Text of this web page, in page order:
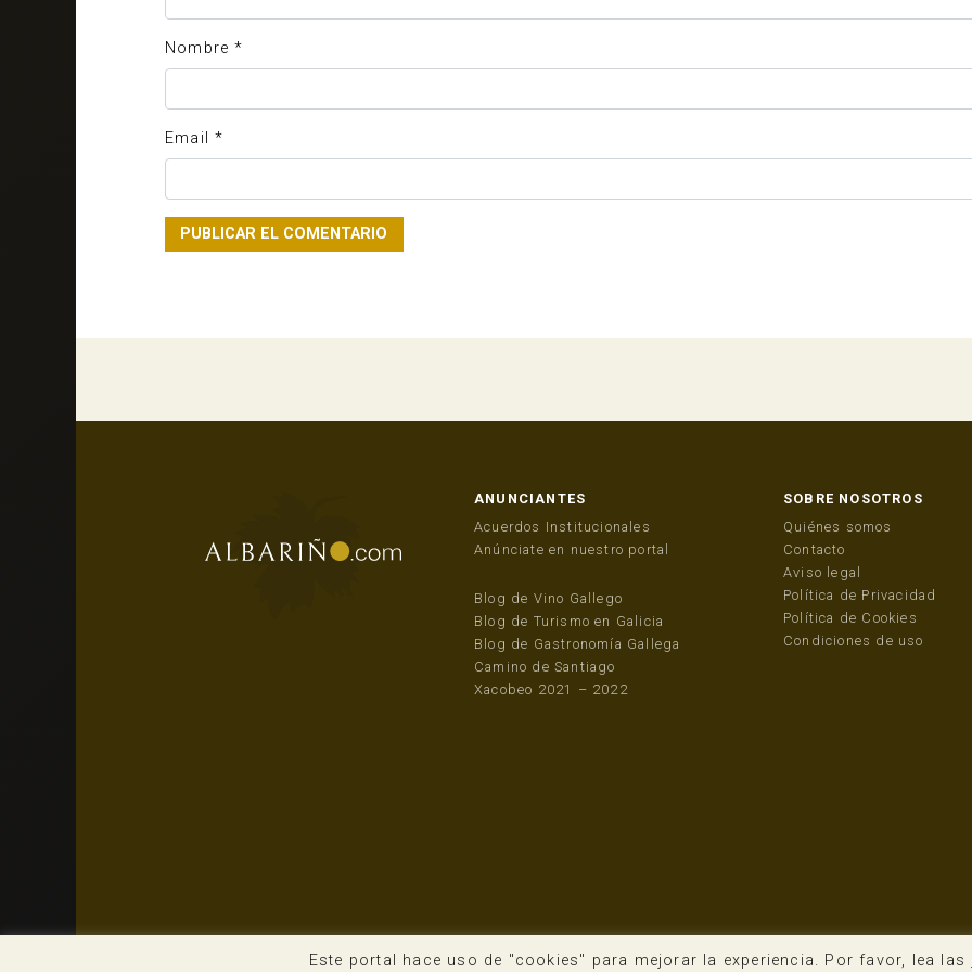
Nombre *
Email *
ANUNCIANTES
Acuerdos Institucionales
Anúnciate en nuestro portal
Blog de Vino Gallego
Blog de Turismo en Galicia
Blog de Gastronomía Gallega
Camino de Santiago
Xacobeo 2021 – 2022
SOBRE NOSOTROS
Quiénes somos
Contacto
Aviso legal
Política de Privacidad
Política de Cookies
Condiciones de uso
Este portal hace uso de "cookies" para mejorar la experiencia. Por favor, lea las